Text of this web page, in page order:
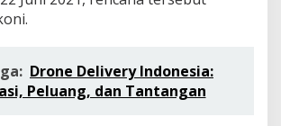
a
a
n
k
Drone Delivery Indonesia:
Peluang, dan Tantangan